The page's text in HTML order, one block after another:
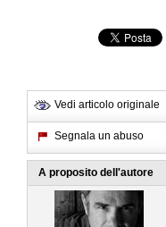
Vedi articolo originale
Segnala un abuso
A proposito dell'autore